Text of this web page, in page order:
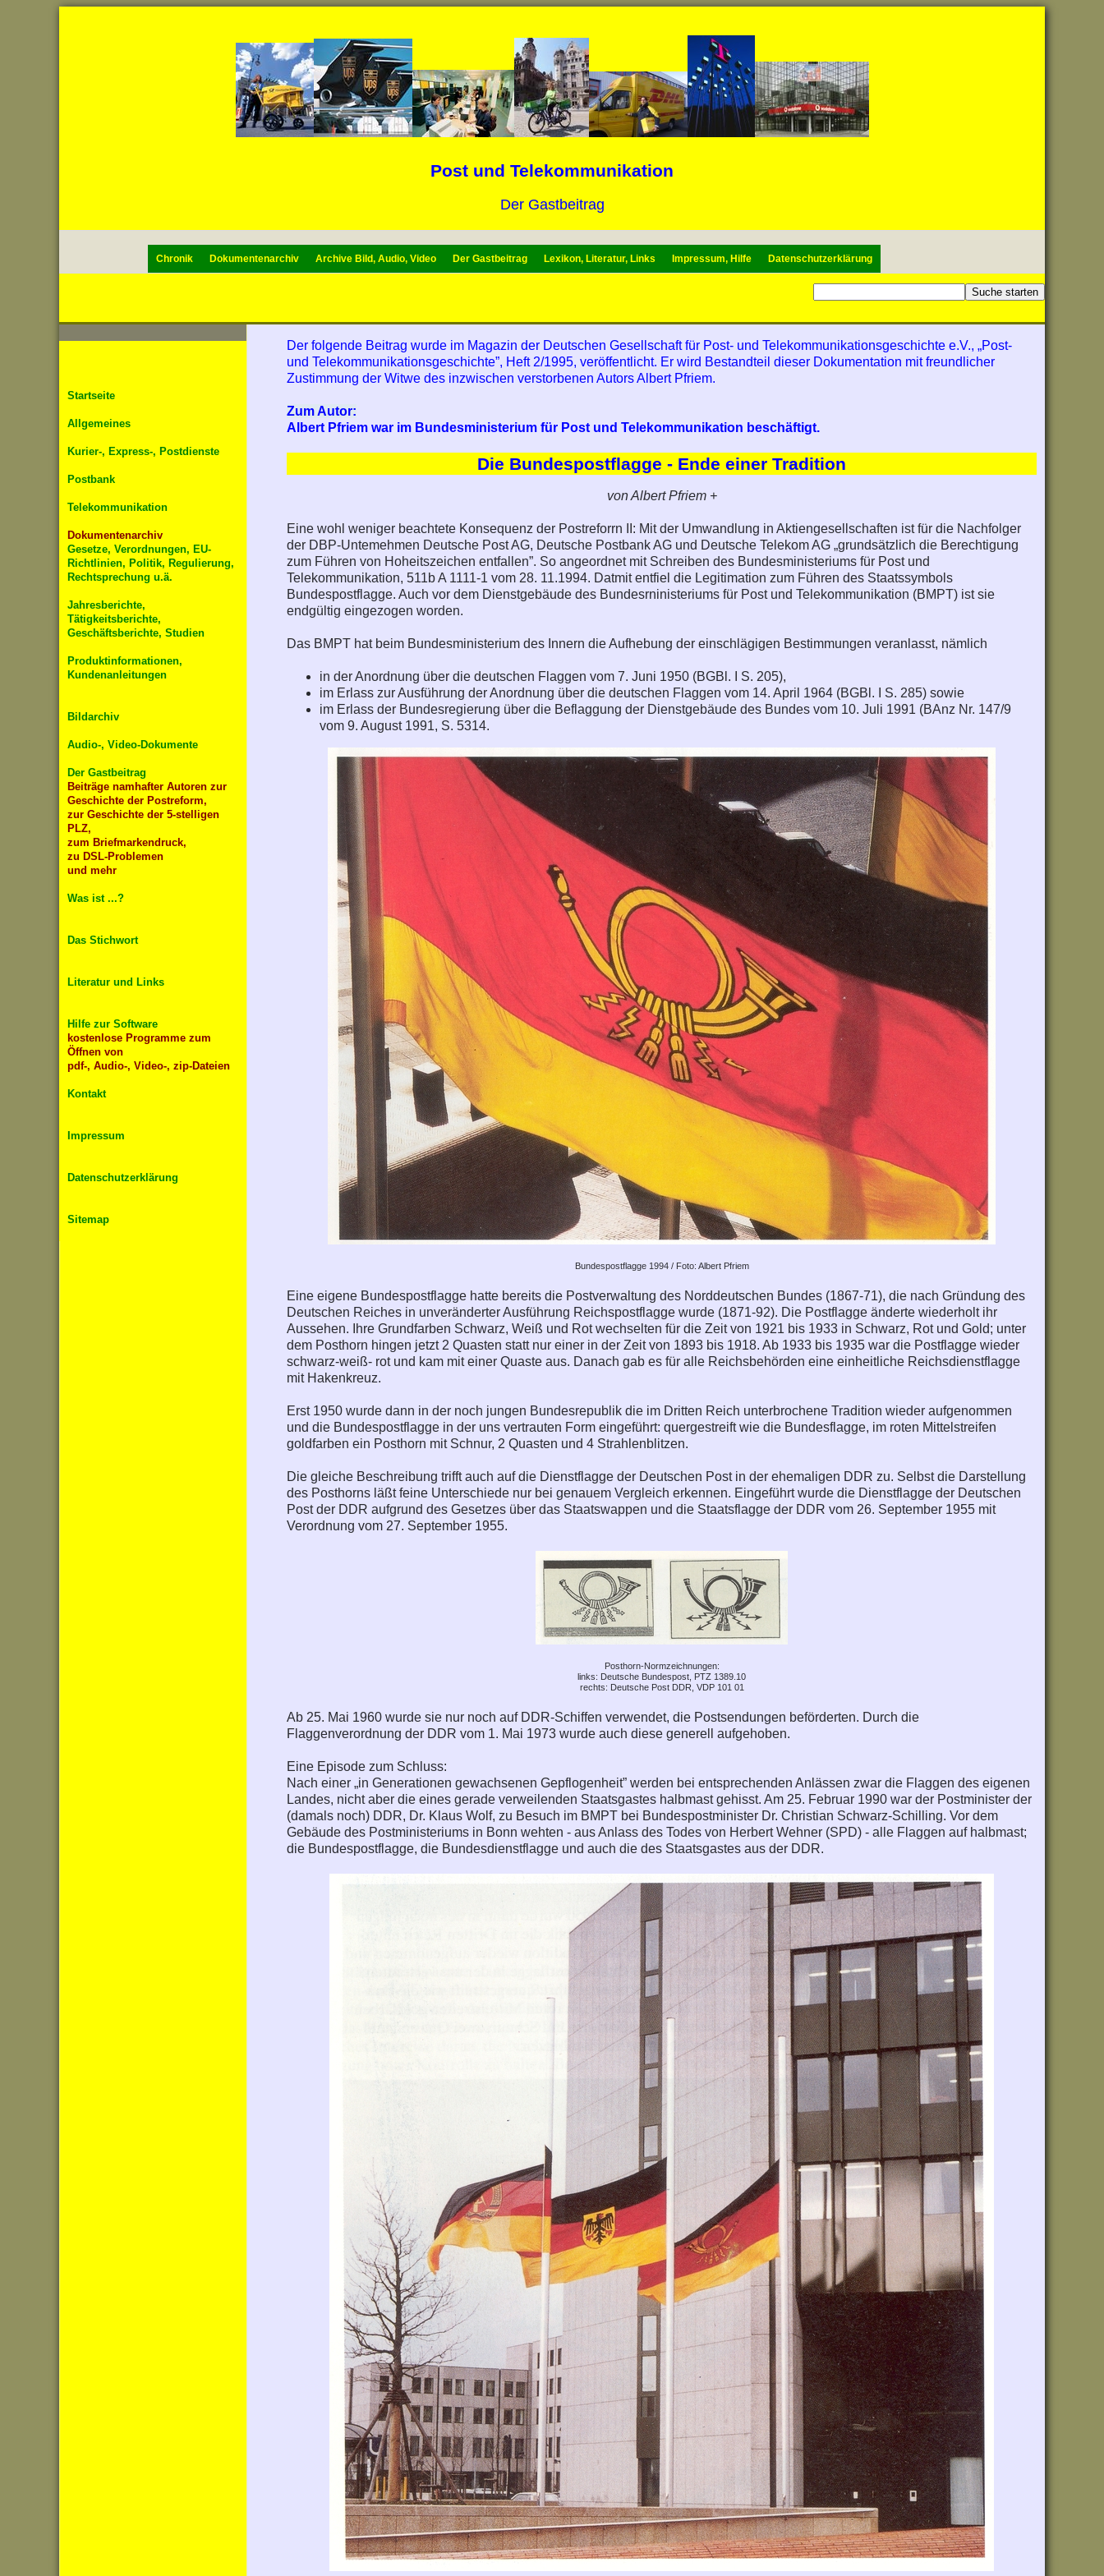
Post und Telekommunikation
Der Gastbeitrag
Chronik Dokumentenarchiv Archive Bild, Audio, Video Der Gastbeitrag Lexikon, Literatur, Links Impressum, Hilfe Datenschutzerklärung
Startseite
Allgemeines
Kurier-, Express-, Postdienste
Postbank
Telekommunikation
Dokumentenarchiv
Gesetze, Verordnungen, EU-
Richtlinien, Politik, Regulierung,
Rechtsprechung u.ä.
Jahresberichte,
Tätigkeitsberichte,
Geschäftsberichte, Studien
Produktinformationen,
Kundenanleitungen
Bildarchiv
Audio-, Video-Dokumente
Der Gastbeitrag
Beiträge namhafter Autoren zur
Geschichte der Postreform,
zur Geschichte der 5-stelligen
PLZ,
zum Briefmarkendruck,
zu DSL-Problemen
und mehr
Was ist ...?
Das Stichwort
Literatur und Links
Hilfe zur Software
kostenlose Programme zum
Öffnen von
pdf-, Audio-, Video-, zip-Dateien
Kontakt
Impressum
Datenschutzerklärung
Sitemap
Der folgende Beitrag wurde im Magazin der Deutschen Gesellschaft für Post- und Telekommunikationsgeschichte e.V., „Post-
und Telekommunikationsgeschichte”, Heft 2/1995, veröffentlicht. Er wird Bestandteil dieser Dokumentation mit freundlicher
Zustimmung der Witwe des inzwischen verstorbenen Autors Albert Pfriem.
Zum Autor:
Albert Pfriem war im Bundesministerium für Post und Telekommunikation beschäftigt.
Die Bundespostflagge - Ende einer Tradition
von Albert Pfriem +
Eine wohl weniger beachtete Konsequenz der Postreforrn II: Mit der Umwandlung in Aktiengesellschaften ist für die Nachfolger
der DBP-Untemehmen Deutsche Post AG, Deutsche Postbank AG und Deutsche Telekom AG „grundsätzlich die Berechtigung
zum Führen von Hoheitszeichen entfallen”. So angeordnet mit Schreiben des Bundesministeriums für Post und
Telekommunikation, 511b A 1111-1 vom 28. 11.1994. Datmit entfiel die Legitimation zum Führen des Staatssymbols
Bundespostflagge. Auch vor dem Dienstgebäude des Bundesrninisteriums für Post und Telekommunikation (BMPT) ist sie
endgültig eingezogen worden.
Das BMPT hat beim Bundesministerium des Innern die Aufhebung der einschlägigen Bestimmungen veranlasst, nämlich
in der Anordnung über die deutschen Flaggen vom 7. Juni 1950 (BGBl. I S. 205),
im Erlass zur Ausführung der Anordnung über die deutschen Flaggen vom 14. April 1964 (BGBl. I S. 285) sowie
im Erlass der Bundesregierung über die Beflaggung der Dienstgebäude des Bundes vom 10. Juli 1991 (BAnz Nr. 147/9
vom 9. August 1991, S. 5314.
Bundespostflagge 1994 / Foto: Albert Pfriem
Eine eigene Bundespostflagge hatte bereits die Postverwaltung des Norddeutschen Bundes (1867-71), die nach Gründung des
Deutschen Reiches in unveränderter Ausführung Reichspostflagge wurde (1871-92). Die Postflagge änderte wiederholt ihr
Aussehen. Ihre Grundfarben Schwarz, Weiß und Rot wechselten für die Zeit von 1921 bis 1933 in Schwarz, Rot und Gold; unter
dem Posthorn hingen jetzt 2 Quasten statt nur einer in der Zeit von 1893 bis 1918. Ab 1933 bis 1935 war die Postflagge wieder
schwarz-weiß- rot und kam mit einer Quaste aus. Danach gab es für alle Reichsbehörden eine einheitliche Reichsdienstflagge
mit Hakenkreuz.
Erst 1950 wurde dann in der noch jungen Bundesrepublik die im Dritten Reich unterbrochene Tradition wieder aufgenommen
und die Bundespostflagge in der uns vertrauten Form eingeführt: quergestreift wie die Bundesflagge, im roten Mittelstreifen
goldfarben ein Posthorn mit Schnur, 2 Quasten und 4 Strahlenblitzen.
Die gleiche Beschreibung trifft auch auf die Dienstflagge der Deutschen Post in der ehemaligen DDR zu. Selbst die Darstellung
des Posthorns läßt feine Unterschiede nur bei genauem Vergleich erkennen. Eingeführt wurde die Dienstflagge der Deutschen
Post der DDR aufgrund des Gesetzes über das Staatswappen und die Staatsflagge der DDR vom 26. September 1955 mit
Verordnung vom 27. September 1955.
Posthorn-Normzeichnungen:
links: Deutsche Bundespost, PTZ 1389.10
rechts: Deutsche Post DDR, VDP 101 01
Ab 25. Mai 1960 wurde sie nur noch auf DDR-Schiffen verwendet, die Postsendungen beförderten. Durch die
Flaggenverordnung der DDR vom 1. Mai 1973 wurde auch diese generell aufgehoben.
Eine Episode zum Schluss:
Nach einer „in Generationen gewachsenen Gepflogenheit” werden bei entsprechenden Anlässen zwar die Flaggen des eigenen
Landes, nicht aber die eines gerade verweilenden Staatsgastes halbmast gehisst. Am 25. Februar 1990 war der Postminister der
(damals noch) DDR, Dr. Klaus Wolf, zu Besuch im BMPT bei Bundespostminister Dr. Christian Schwarz-Schilling. Vor dem
Gebäude des Postministeriums in Bonn wehten - aus Anlass des Todes von Herbert Wehner (SPD) - alle Flaggen auf halbmast;
die Bundespostflagge, die Bundesdienstflagge und auch die des Staatsgastes aus der DDR.